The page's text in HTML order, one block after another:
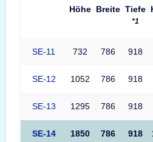
Höhe Breite Tiefe
*1
SE-11 732 786 918
SE-12 1052 786 918
SE-13 1295 786 918
SE-14 1850 786 918